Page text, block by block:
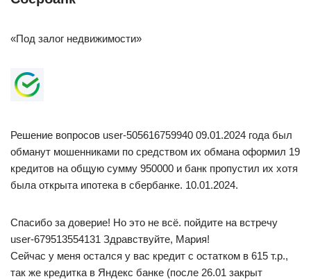
«Под залог недвижимости»
Решение вопросов user-505616759940 09.01.2024 года был
обманут мошенниками по средством их обмана оформил 19
кредитов на общую сумму 950000 и банк пропустил их хотя
была открыта ипотека в сбербанке. 10.01.2024.
Спасибо за доверие! Но это не всё. пойдите на встречу
user-679513554131 Здравствуйте, Мария!
Сейчас у меня остался у вас кредит с остатком в 615 т.р.,
так же кредитка в Яндекс банке (после 26.01 закрыт